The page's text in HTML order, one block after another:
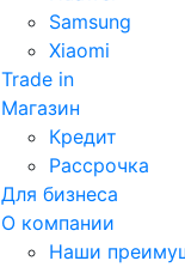
Samsung
Xiaomi
Trade in
Магазин
Кредит
Рассрочка
Для бизнеса
О компании
Наши